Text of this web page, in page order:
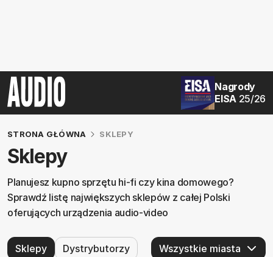
Nagrody
EISA 25/26
STRONA GŁÓWNA SKLEPY
Sklepy
Planujesz kupno sprzętu hi-fi czy kina domowego?
Sprawdź listę największych sklepów z całej Polski
oferujących urządzenia audio-video
Sklepy
Dystrybutorzy